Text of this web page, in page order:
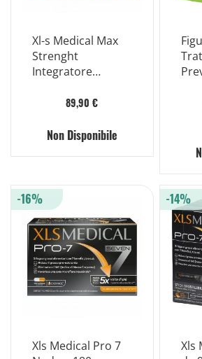
Xl-s Medical Max
Strenght
Integratore
Orosolubili
89,90 €
Non Disponibile
Xls Medical Pro 7
-16%
Xls
-14%